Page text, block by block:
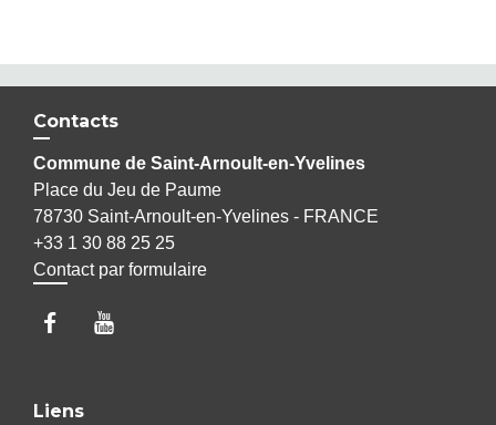
Contacts
Commune de Saint-Arnoult-en-Yvelines
Place du Jeu de Paume
78730 Saint-Arnoult-en-Yvelines - FRANCE
+33 1 30 88 25 25
Contact par formulaire
Liens